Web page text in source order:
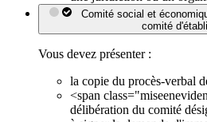
Comité social et
comité
Vous devez présenter :
la copie du procès-verbal
<span
délibération du comité